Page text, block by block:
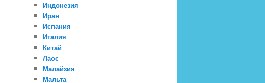
Индонезия
Иран
Испания
Италия
Китай
Лаос
Малайзия
Мальта